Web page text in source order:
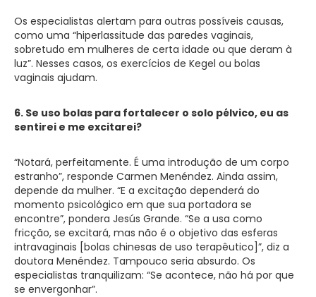
Os especialistas alertam para outras possíveis causas,
como uma “hiperlassitude das paredes vaginais,
sobretudo em mulheres de certa idade ou que deram à
luz”. Nesses casos, os exercícios de Kegel ou bolas
vaginais ajudam.
6. Se uso bolas para fortalecer o solo pélvico, eu as
sentirei e me excitarei?
“Notará, perfeitamente. É uma introdução de um corpo
estranho”, responde Carmen Menéndez. Ainda assim,
depende da mulher. “E a excitação dependerá do
momento psicológico em que sua portadora se
encontre”, pondera Jesús Grande. “Se a usa como
fricção, se excitará, mas não é o objetivo das esferas
intravaginais [bolas chinesas de uso terapêutico]”, diz a
doutora Menéndez. Tampouco seria absurdo. Os
especialistas tranquilizam: “Se acontece, não há por que
se envergonhar”.